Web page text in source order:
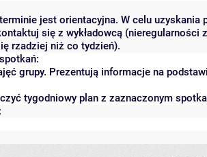
jest orientacyjna. W celu
się z wykładowcą (nieregularności
rzadziej niż co tydzień).
grupy. Prezentują informacje na
tygodniowy plan z zaznaczonym